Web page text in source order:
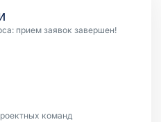
прием заявок завершен!
команд